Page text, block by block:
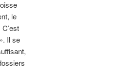
le
Il se